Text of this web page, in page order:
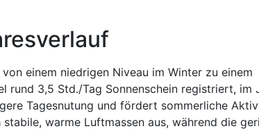
einem niedrigen Niveau im Winter zu einem
rund 3,5 Std./Tag Sonnenschein registriert, im
Tagesnutung und fördert sommerliche
warme Luftmassen aus, während die